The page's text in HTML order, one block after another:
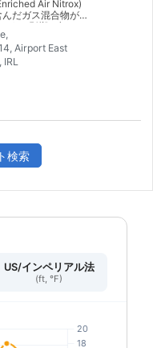
Air Nitrox)
だガス混合物が身
うな影響を与える
。カリキュラムは
いており、酸素分
における最大潜水
圧限界を最適化す
イトロックス設定
いレベルの安全性
Airport East
IRL
検索
US/インペリアル法
(ft, °F)